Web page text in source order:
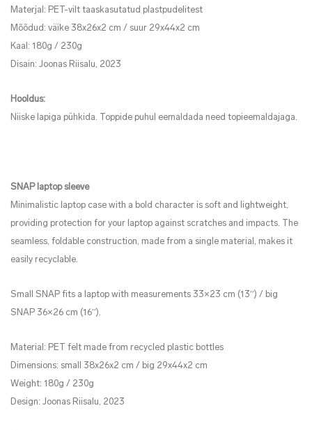
Materjal: PET-vilt taaskasutatud plastpudelitest
Mõõdud: väike 38x26x2 cm / suur 29x44x2 cm
Kaal: 180g / 230g
Disain: Joonas Riisalu, 2023
Hooldus:
Niiske lapiga pühkida. Toppide puhul eemaldada need topieemaldajaga.
SNAP laptop sleeve
Minimalistic laptop case with a bold character is soft and lightweight,
providing protection for your laptop against scratches and impacts. The
seamless, foldable construction, made from a single material, makes it
easily recyclable.
Small SNAP fits a laptop with measurements 33×23 cm (13′′) / big
SNAP 36×26 cm (16′′).
Material: PET felt made from recycled plastic bottles
Dimensions: small 38x26x2 cm / big 29x44x2 cm
Weight: 180g / 230g
Design: Joonas Riisalu, 2023